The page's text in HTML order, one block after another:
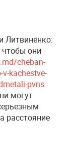
Литвиненко:
чтобы они
cheban-
kachestve-
pvns
могут
расстояние